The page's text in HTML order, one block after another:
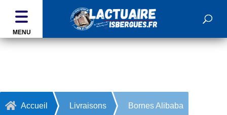
MENU
 Accueil Livraisons Bornes Alibaba